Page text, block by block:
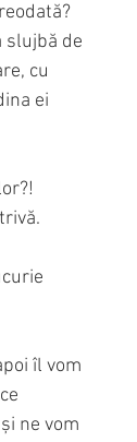
slujbă de
cu
ei
îl vom
ne vom